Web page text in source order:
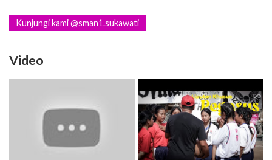
Kunjungi kami @sman1.sukawati
Video